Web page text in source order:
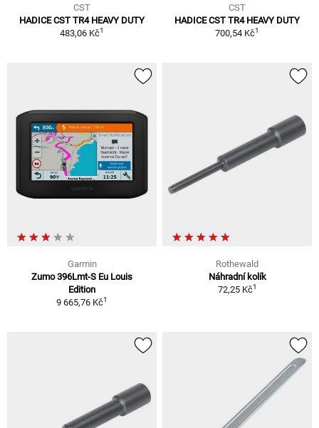
CST
HADICE CST TR4 HEAVY DUTY
483,06 Kč1
CST
HADICE CST TR4 HEAVY DUTY
700,54 Kč1
Garmin
Zumo 396Lmt-S Eu Louis
Edition
9 665,76 Kč1
Rothewald
Náhradní kolík
72,25 Kč1